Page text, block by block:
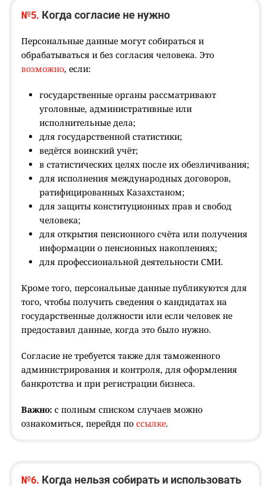
№5. Когда согласие не нужно
Персональные данные могут собираться и
обрабатываться и без согласия человека. Это
возможно, если:
государственные органы рассматривают
уголовные, административные или
исполнительные дела;
для государственной статистики;
ведётся воинский учёт;
в статистических целях после их обезличивания;
для исполнения международных договоров,
ратифицированных Казахстаном;
для защиты конституционных прав и свобод
человека;
для открытия пенсионного счёта или получения
информации о пенсионных накоплениях;
для профессиональной деятельности СМИ.
Кроме того, персональные данные публикуются для
того, чтобы получить сведения о кандидатах на
государственные должности или если человек не
предоставил данные, когда это было нужно.
Согласие не требуется также для таможенного
администрирования и контроля, для оформления
банкротства и при регистрации бизнеса.
Важно: с полным списком случаев можно
ознакомиться, перейдя по ссылке.
№6. Когда нельзя собирать и использовать